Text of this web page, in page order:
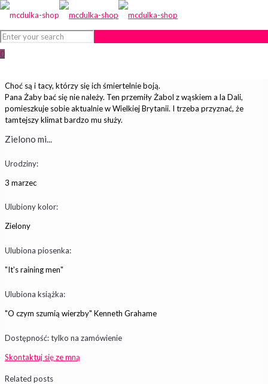
0
Choć są i tacy, którzy się ich śmiertelnie boją.
Pana Żaby bać się nie należy. Ten przemiły Żabol z wąskiem a la Dali,
pomieszkuje sobie aktualnie w Wielkiej Brytanii. I trzeba przyznać, że
tamtejszy klimat bardzo mu służy.
Zielono mi...
Urodziny:
3 marzec
Ulubiony kolor:
Zielony
Ulubiona piosenka:
"It's raining men"
Ulubiona książka:
"O czym szumią wierzby" Kenneth Grahame
Dostępność: tylko na zamówienie
Skontaktuj się ze mną
Related posts